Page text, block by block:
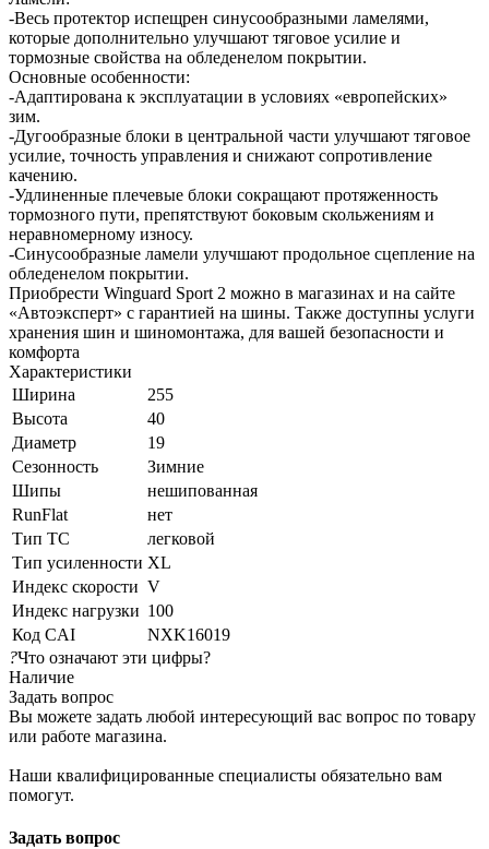
-Весь протектор испещрен синусообразными ламелями,
которые дополнительно улучшают тяговое усилие и
тормозные свойства на обледенелом покрытии.
Основные особенности:
-Адаптирована к эксплуатации в условиях «европейских»
зим.
-Дугообразные блоки в центральной части улучшают тяговое
усилие, точность управления и снижают сопротивление
качению.
-Удлиненные плечевые блоки сокращают протяженность
тормозного пути, препятствуют боковым скольжениям и
неравномерному износу.
-Синусообразные ламели улучшают продольное сцепление на
обледенелом покрытии.
Приобрести Winguard Sport 2 можно в магазинах и на сайте
«Автоэксперт» с гарантией на шины. Также доступны услуги
хранения шин и шиномонтажа, для вашей безопасности и
комфорта
Характеристики
Ширина
255
Высота
40
Диаметр
19
Сезонность
Зимние
Шипы
нешипованная
RunFlat
нет
Тип ТС
легковой
Тип усиленности XL
Индекс скорости V
Индекс нагрузки 100
Код CAI
NXK16019
?Что означают эти цифры?
Наличие
Задать вопрос
Вы можете задать любой интересующий вас вопрос по товару
или работе магазина.
Наши квалифицированные специалисты обязательно вам
помогут.
Задать вопрос